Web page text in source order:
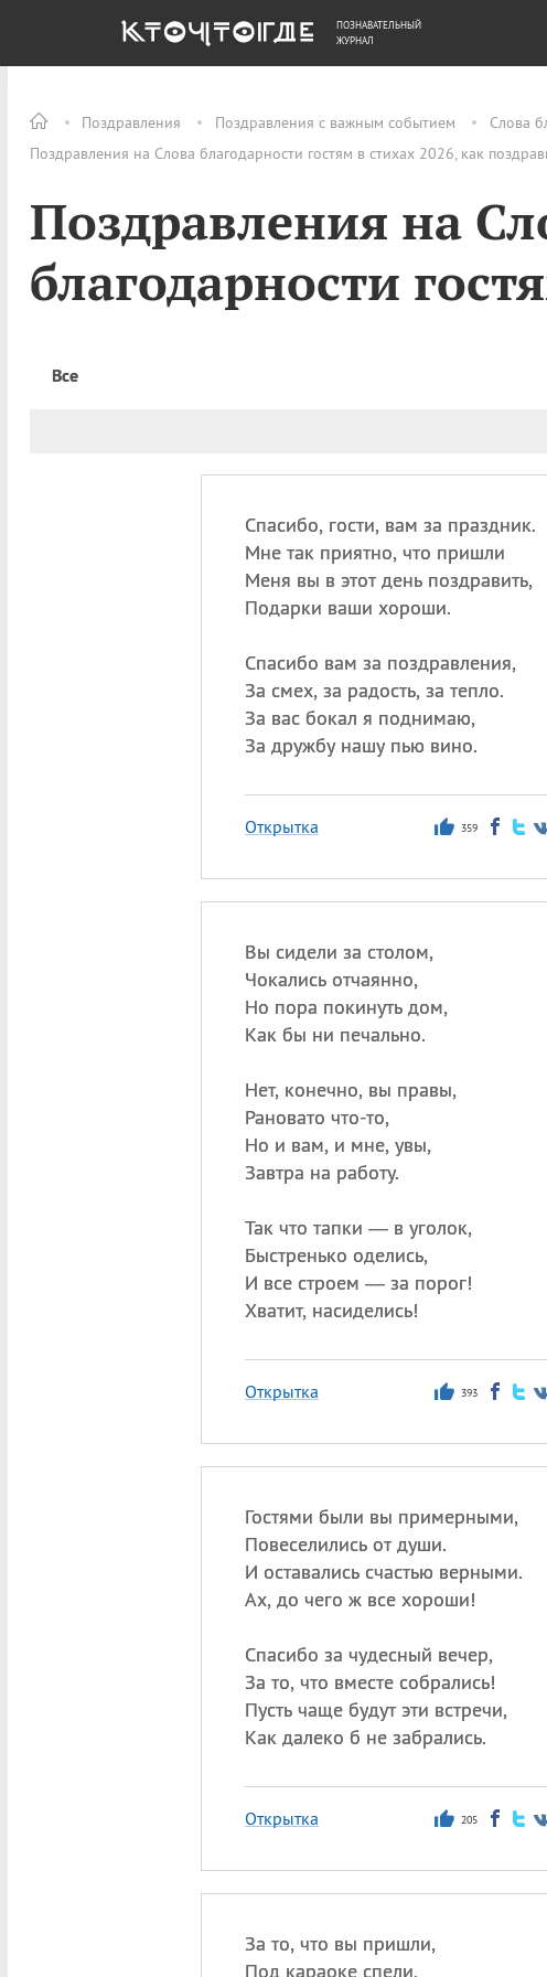
Поздравления Поздравления с важным событием Слова
Поздравления на Слова благодарности гостям в стихах 2026, как
Поздравления на
благодарности
Все
Спасибо, гости, вам за праздник.
Мне так приятно, что пришли
Меня вы в этот день поздравить,
Подарки ваши хороши.
Спасибо вам за поздравления,
За смех, за радость, за тепло.
За вас бокал я поднимаю,
За дружбу нашу пью вино.
Открытка 359
Вы сидели за столом,
Чокались отчаянно,
Но пора покинуть дом,
Как бы ни печально.
Нет, конечно, вы правы,
Рановато что-то,
Но и вам, и мне, увы,
Завтра на работу.
Так что тапки — в уголок,
Быстренько оделись,
И все строем — за порог!
Хватит, насиделись!
Открытка 393
Гостями были вы примерными,
Повеселились от души.
И оставались счастью верными.
Ах, до чего ж все хороши!
Спасибо за чудесный вечер,
За то, что вместе собрались!
Пусть чаще будут эти встречи,
Как далеко б не забрались.
Открытка 205
За то, что вы пришли,
Под караоке спели,
ОБЩЕСТВО ДЕНЬГИ
ПОЗНАВАТЕЛЬНЫЙ
ЖУРНАЛ